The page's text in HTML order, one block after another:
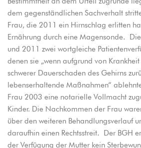
dem gegenständlichen Sachverhalt
Frau, die 2011 ein Hirnschlag erlitten
Ernährung durch eine Magensonde.
und 2011 zwei wortgleiche
denen sie „wenn aufgrund von
schwerer Dauerschaden des Gehirns
lebenserhaltende Maßnahmen“
Frau 2003 eine notarielle Vollmacht
Kinder. Die Nachkommen der Frau
über den weiteren Behandlungsverlauf
daraufhin einen Rechtsstreit. Der BGH
der Verfügung der Mutter kein